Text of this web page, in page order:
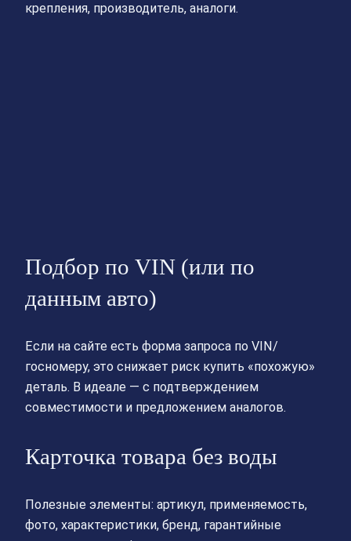
крепления, производитель, аналоги.
Подбор по VIN (или по
данным авто)
Если на сайте есть форма запроса по VIN/
госномеру, это снижает риск купить «похожую»
деталь. В идеале — с подтверждением
совместимости и предложением аналогов.
Карточка товара без воды
Полезные элементы: артикул, применяемость,
фото, характеристики, бренд, гарантийные